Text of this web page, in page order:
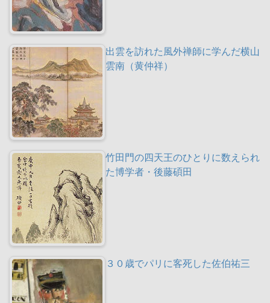
出雲を訪れた風外禅師に学んだ横山
雲南（黄仲祥）
竹田門の四天王のひとりに数えられ
た博学者・後藤碩田
３０歳でパリに客死した佐伯祐三